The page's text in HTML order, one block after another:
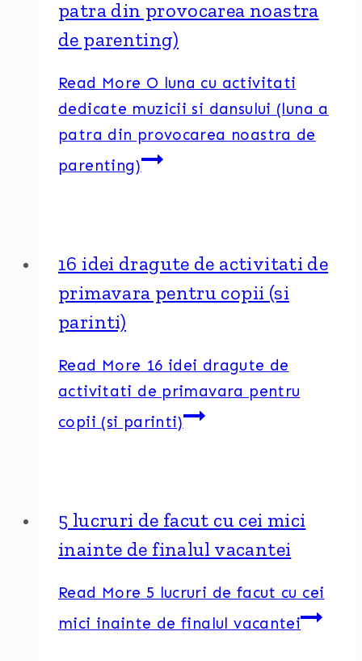
patra din provocarea noastra
de parenting)
Read More O luna cu activitati
dedicate muzicii si dansului (luna a
patra din provocarea noastra de
parenting)
16 idei dragute de activitati de
primavara pentru copii (si
parinti)
Read More 16 idei dragute de
activitati de primavara pentru
copii (si parinti)
5 lucruri de facut cu cei mici
inainte de finalul vacantei
Read More 5 lucruri de facut cu cei
mici inainte de finalul vacantei